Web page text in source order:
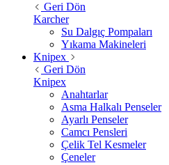
Geri Dön
Karcher
Su Dalgıç Pompaları
Yıkama Makineleri
Knipex
Geri Dön
Knipex
Anahtarlar
Asma Halkalı Penseler
Ayarlı Penseler
Camcı Pensleri
Çelik Tel Kesmeler
Çeneler